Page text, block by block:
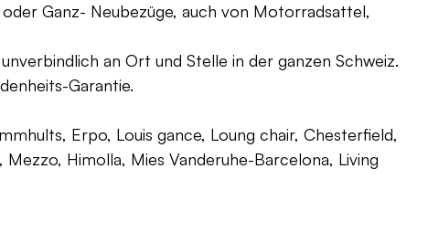
Ganz- Neubezüge, auch von Motorradsattel,
an Ort und Stelle in der ganzen Schweiz.
Garantie.
Erpo, Louis gance, Loung chair, Chesterfield,
Himolla, Mies Vanderuhe-Barcelona, Living